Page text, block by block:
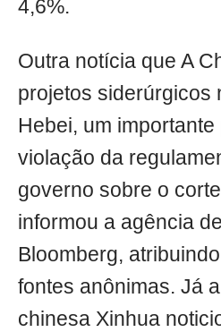
4,6%.
Outra notícia que A
projetos siderúrgicos
Hebei, um
violação da
governo sobre o
informou a agência
Bloomberg,
fontes anônimas. Já
chinesa Xinhua